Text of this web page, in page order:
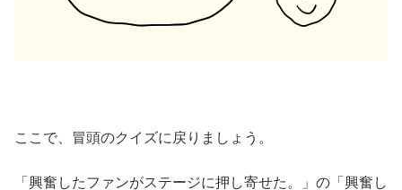
ここで、冒頭のクイズに戻りましょう。
「興奮したファンがステージに押し寄せた。」の「興奮し